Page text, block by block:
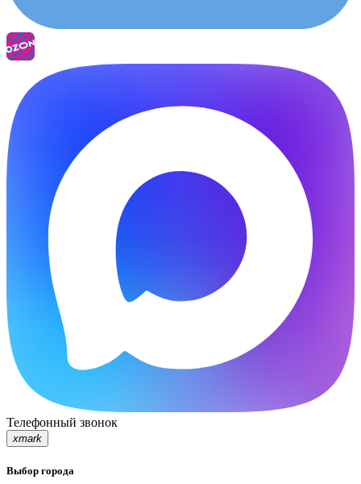
Телефонный звонок
xmark
Выбор города